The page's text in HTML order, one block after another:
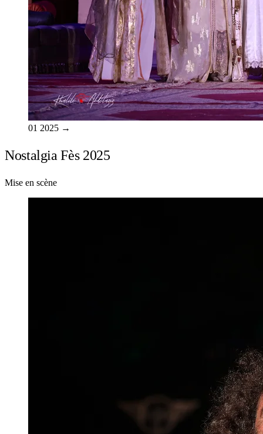
01 2025 →
Nostalgia Fès 2025
Mise en scène